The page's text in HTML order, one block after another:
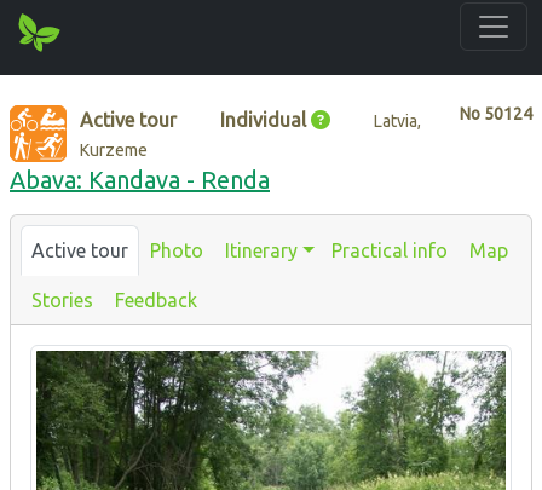
No 50124
Active tour Individual
Latvia,
Kurzeme
Abava: Kandava - Renda
Active tour Photo Itinerary Practical info Map
Stories Feedback